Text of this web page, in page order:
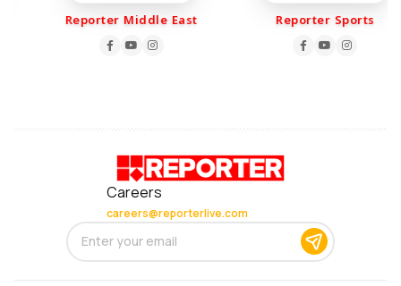
Reporter Middle East Reporter Sports
Careers
careers@reporterlive.com